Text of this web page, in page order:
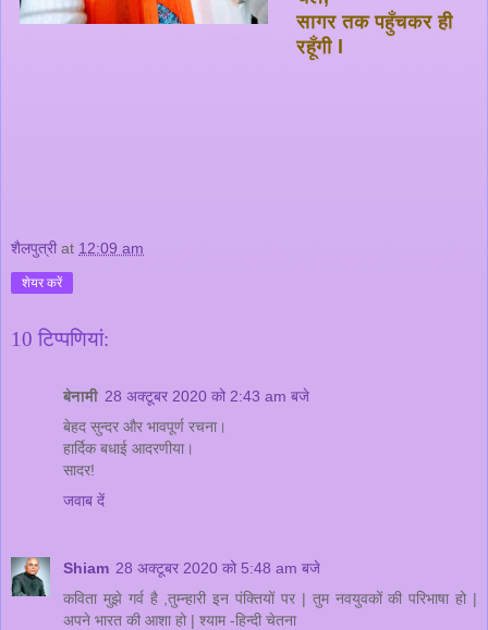
सागर तक पहुँचकर ही
रहूँगी l
शैलपुत्री at 12:09 am
शेयर करें
10 टिप्‍पणियां:
बेनामी 28 अक्टूबर 2020 को 2:43 am बजे
बेहद सुन्दर और भावपूर्ण रचना।
हार्दिक बधाई आदरणीया।
सादर!
जवाब दें
Shiam 28 अक्टूबर 2020 को 5:48 am बजे
कविता मुझे गर्व है ,तुम्न्हारी इन पंक्तियों पर | तुम नवयुवकों की परिभाषा हो |
अपने भारत की आशा हो | श्याम -हिन्दी चेतना